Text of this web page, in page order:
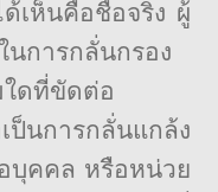
เห็นคือชื่อจริง ผู้
การกลั่นกรอง
ดที่ขัดต่อ
ป็นการกลั่นแกล้ง
บุคคล หรือหน่วย